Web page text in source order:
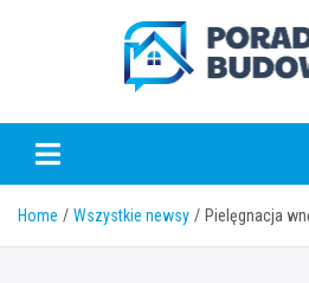
Home Wszystkie newsy Pielęgnacja